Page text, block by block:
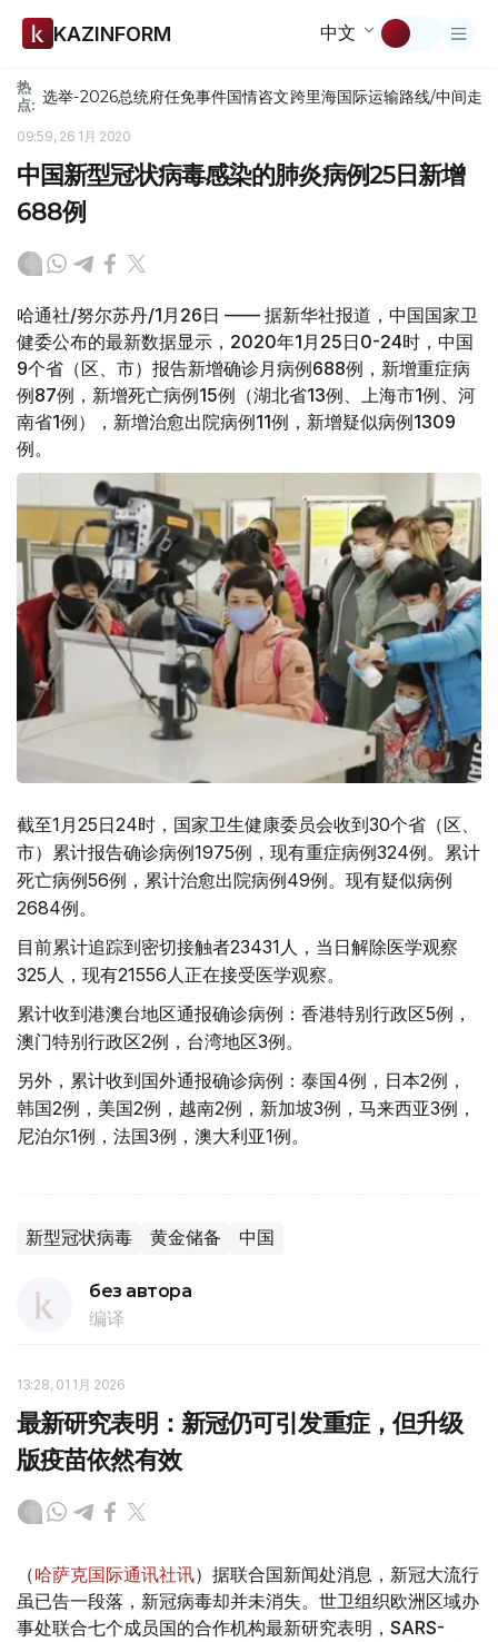
KAZINFORM 中文
热
点: 选举-2026总统府任免事件国情咨文跨里海国际运输路线/中间走廊
09:59, 26 1月 2020
中国新型冠状病毒感染的肺炎病例25日新增
688例
哈通社/努尔苏丹/1月26日 —— 据新华社报道，中国国家卫
健委公布的最新数据显示，2020年1月25日0-24时，中国
9个省（区、市）报告新增确诊月病例688例，新增重症病
例87例，新增死亡病例15例（湖北省13例、上海市1例、河
南省1例），新增治愈出院病例11例，新增疑似病例1309
例。
截至1月25日24时，国家卫生健康委员会收到30个省（区、
市）累计报告确诊病例1975例，现有重症病例324例。累计
死亡病例56例，累计治愈出院病例49例。现有疑似病例
2684例。
目前累计追踪到密切接触者23431人，当日解除医学观察
325人，现有21556人正在接受医学观察。
累计收到港澳台地区通报确诊病例：香港特别行政区5例，
澳门特别行政区2例，台湾地区3例。
另外，累计收到国外通报确诊病例：泰国4例，日本2例，
韩国2例，美国2例，越南2例，新加坡3例，马来西亚3例，
尼泊尔1例，法国3例，澳大利亚1例。
新型冠状病毒 黄金储备 中国
без автора
编译
13:28, 01 1月 2026
最新研究表明：新冠仍可引发重症，但升级
版疫苗依然有效
（哈萨克国际通讯社讯）据联合国新闻处消息，新冠大流行
虽已告一段落，新冠病毒却并未消失。世卫组织欧洲区域办
事处联合七个成员国的合作机构最新研究表明，SARS-